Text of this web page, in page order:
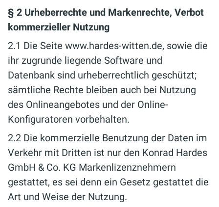
§ 2 Urheberrechte und Markenrechte, Verbot
kommerzieller Nutzung
2.1 Die Seite www.hardes-witten.de, sowie die
ihr zugrunde liegende Software und
Datenbank sind urheberrechtlich geschützt;
sämtliche Rechte bleiben auch bei Nutzung
des Onlineangebotes und der Online-
Konfiguratoren vorbehalten.
2.2 Die kommerzielle Benutzung der Daten im
Verkehr mit Dritten ist nur den Konrad Hardes
GmbH & Co. KG Markenlizenznehmern
gestattet, es sei denn ein Gesetz gestattet die
Art und Weise der Nutzung.